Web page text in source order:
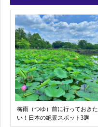
梅雨（つゆ）前に行っておきた
い！日本の絶景スポット3選